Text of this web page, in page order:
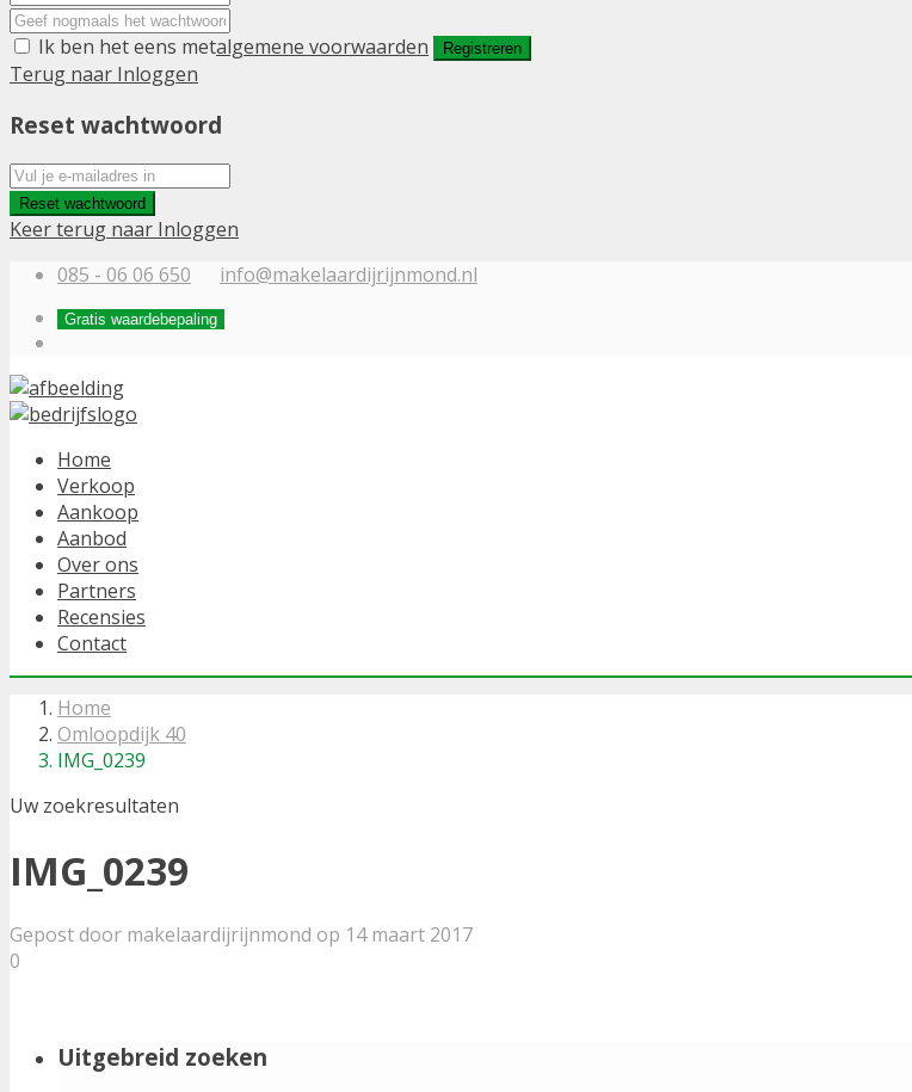
Ik ben het eens metalgemene voorwaarden Registreren
Terug naar Inloggen
Reset wachtwoord
Reset wachtwoord
Keer terug naar Inloggen
085 - 06 06 650
info@makelaardijrijnmond.nl
Gratis waardebepaling
Home
Verkoop
Aankoop
Aanbod
Over ons
Partners
Recensies
Contact
Home
Omloopdijk 40
IMG_0239
Uw zoekresultaten
IMG_0239
Gepost door makelaardijrijnmond op 14 maart 2017
0
Uitgebreid zoeken